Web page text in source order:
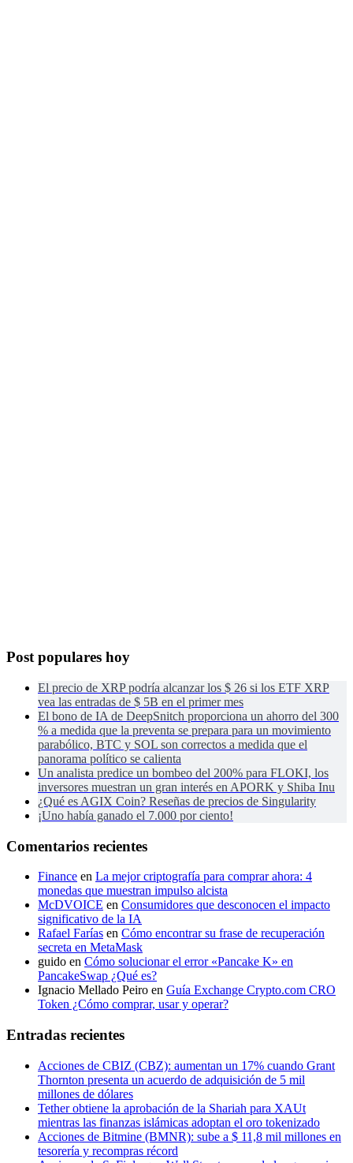
Post populares hoy
El precio de XRP podría alcanzar los $ 26 si los ETF XRP
vea las entradas de $ 5B en el primer mes
El bono de IA de DeepSnitch proporciona un ahorro del 300
% a medida que la preventa se prepara para un movimiento
parabólico, BTC y SOL son correctos a medida que el
panorama político se calienta
Un analista predice un bombeo del 200% para FLOKI, los
inversores muestran un gran interés en APORK y Shiba Inu
¿Qué es AGIX Coin? Reseñas de precios de Singularity
¡Uno había ganado el 7.000 por ciento!
Comentarios recientes
Finance en La mejor criptografía para comprar ahora: 4
monedas que muestran impulso alcista
McDVOICE en Consumidores que desconocen el impacto
significativo de la IA
Rafael Farías en Cómo encontrar su frase de recuperación
secreta en MetaMask
guido en Cómo solucionar el error «Pancake K» en
PancakeSwap ¿Qué es?
Ignacio Mellado Peiro en Guía Exchange Crypto.com CRO
Token ¿Cómo comprar, usar y operar?
Entradas recientes
Acciones de CBIZ (CBZ): aumentan un 17% cuando Grant
Thornton presenta un acuerdo de adquisición de 5 mil
millones de dólares
Tether obtiene la aprobación de la Shariah para XAUt
mientras las finanzas islámicas adoptan el oro tokenizado
Acciones de Bitmine (BMNR): sube a $ 11,8 mil millones en
tesorería y recompras récord